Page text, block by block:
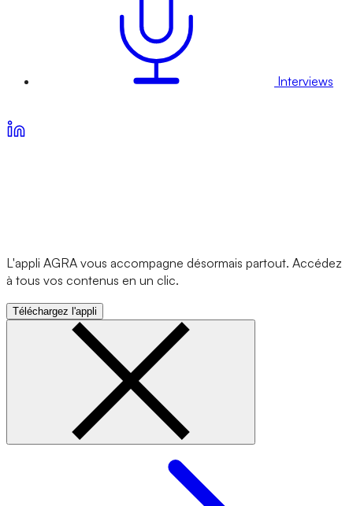
Interviews
L'appli AGRA vous accompagne désormais partout. Accédez
à tous vos contenus en un clic.
Téléchargez l'appli